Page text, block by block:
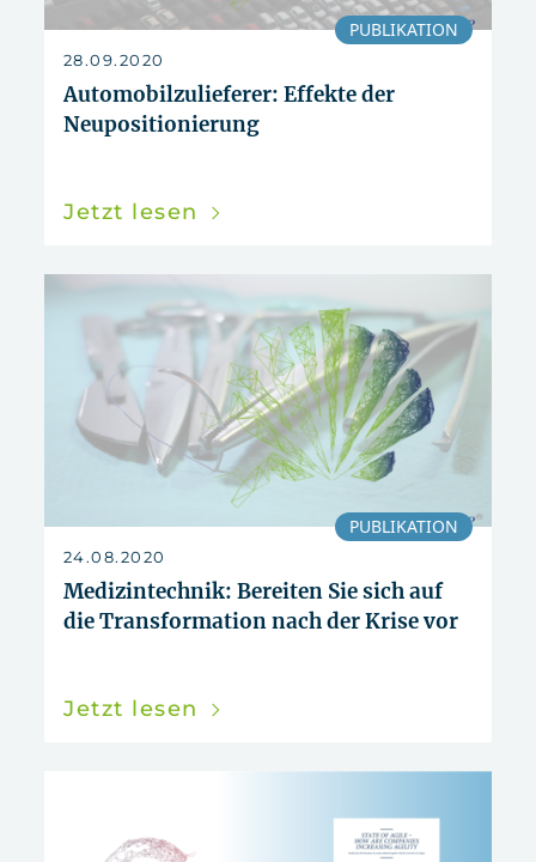
PUBLIKATION
28.09.2020
Automobilzulieferer: Effekte der
Neupositionierung
Jetzt lesen
PUBLIKATION
24.08.2020
Medizintechnik: Bereiten Sie sich auf
die Transformation nach der Krise vor
Jetzt lesen